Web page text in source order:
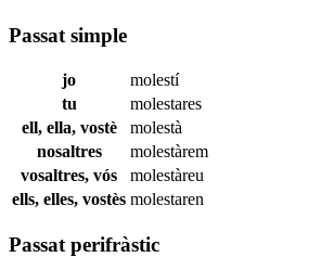
Passat simple
jo
molestí
tu
molestares
ell, ella, vostè
molestà
nosaltres
molestàrem
vosaltres, vós
molestàreu
ells, elles, vostès molestaren
Passat perifràstic